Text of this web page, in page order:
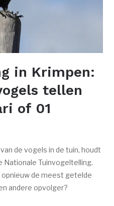
in Krimpen:
tellen
of 01
de vogels in de tuin, houdt
Nationale Tuinvogeltelling.
opnieuw de meest getelde
andere opvolger?